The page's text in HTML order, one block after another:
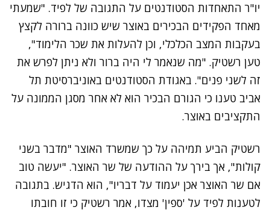
יו"ר התאחדות הסטודנטים על התגובה של לפיד. "שמעתי
מאחד הפקידים הבכירים באוצר שיש כוונה ברורה לקצץ
בעקבות המצב הכלכלי, וכן להעלות את שכר הלימוד",
טען רשטיק. "מה שנאמר לי היה ברור ולא ניתן לפרש את
זה לשני פנים". באגודת הסטודנטים באוניברסיטת תל
אביב טענו כי הגורם הבכיר הוא לא אחר מסגן הממונה על
התקציבים באוצר.
רשטיק הביע תמיהה על כך שמשרד האוצר "מדבר בשני
קולות", אך בירך על ההודעה של שר האוצר. "יעשה טוב
אם שר האוצר אכן יעמוד על דבריו", הוא הדגיש. בתגובה
לטענות לפיד על 'ספין' מצדו, אמר רשטיק כי זו חובתו